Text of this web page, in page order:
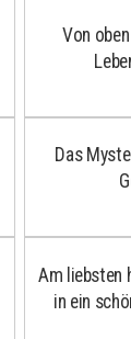
Von
Das
Am liebsten
in ein